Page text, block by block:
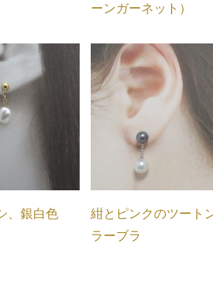
ーンガーネット）
、銀白色
紺とピンクのツート
ラーブラ